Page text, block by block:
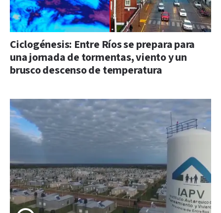
Ciclogénesis: Entre Ríos se prepara para
una jornada de tormentas, viento y un
brusco descenso de temperatura